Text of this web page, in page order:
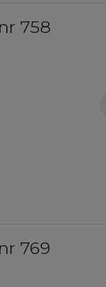
758
769